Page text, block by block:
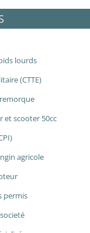
lourds
(CTTE)
et scooter 50cc
agricole
permis